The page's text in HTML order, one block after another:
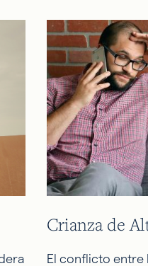
Crianza de
El conflicto entre